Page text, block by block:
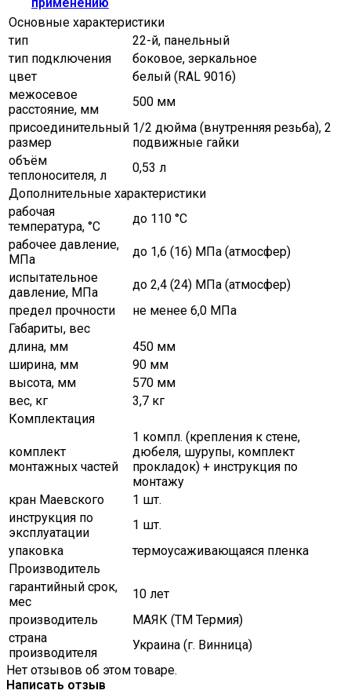
Основные характеристики
тип
22-й, панельный
тип подключения
боковое, зеркальное
цвет
белый (RAL 9016)
межосевое
расстояние, мм
500 мм
присоединительный
размер
1/2 дюйма (внутренняя резьба), 2
подвижные гайки
объём
теплоносителя, л
0,53 л
Дополнительные характеристики
рабочая
температура, °C
до 110 °С
рабочее давление,
МПа
до 1,6 (16) МПа (атмосфер)
испытательное
давление, МПа
до 2,4 (24) МПа (атмосфер)
предел прочности
не менее 6,0 МПа
Габариты, вес
длина, мм
450 мм
ширина, мм
90 мм
высота, мм
570 мм
вес, кг
3,7 кг
Комплектация
комплект
монтажных частей
1 компл. (крепления к стене,
дюбеля, шурупы, комплект
прокладок) + инструкция по
монтажу
кран Маевского
1 шт.
инструкция по
эксплуатации
1 шт.
упаковка
термоусаживающаяся пленка
Производитель
гарантийный срок,
мес
10 лет
производитель
МАЯК (ТМ Термия)
страна
производителя
Украина (г. Винница)
Нет отзывов об этом товаре.
Написать отзыв